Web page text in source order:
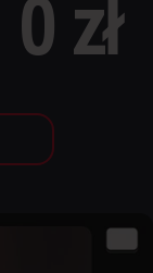
0 zł